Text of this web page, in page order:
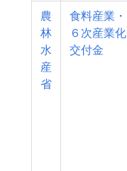
農
林
水
産
省
食料産業・
６次産業化
交付金